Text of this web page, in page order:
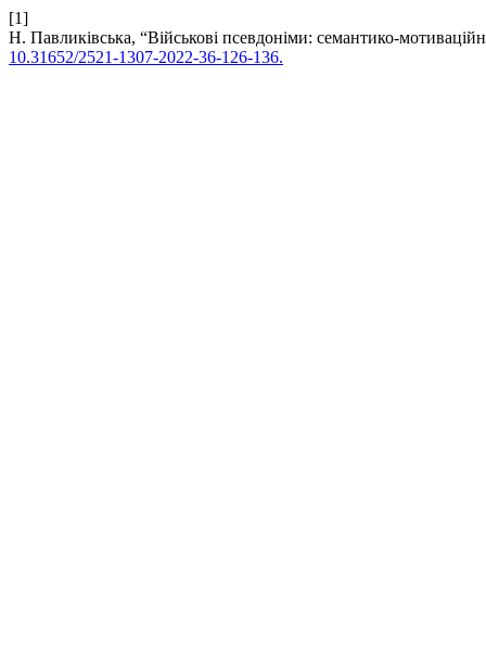
[1]
Н. Павликівська, “Військові псевдоніми: семантико-
10.31652/2521-1307-2022-36-126-136.